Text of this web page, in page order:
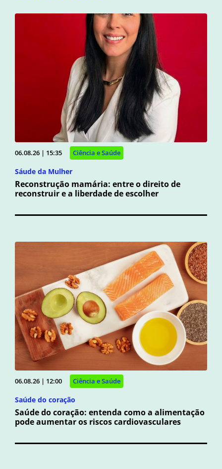
06.08.26 | 15:35 Ciência e Saúde
Sáude da Mulher
Reconstrução mamária: entre o direito de
reconstruir e a liberdade de escolher
06.08.26 | 12:00 Ciência e Saúde
Saúde do coração
Saúde do coração: entenda como a alimentação
pode aumentar os riscos cardiovasculares